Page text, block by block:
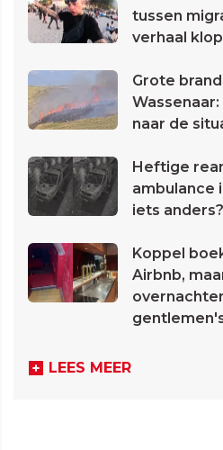
tussen
verhaal
Grote
naar de
Heftige
ambulance
iets anders?
Koppel
Airbnb,
LEES MEER